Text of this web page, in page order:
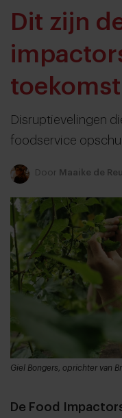
Dit zijn
toekomst
Disruptievelingen
foodservice
Door Maaike de
Giel Bongers, oprichter van
De Food